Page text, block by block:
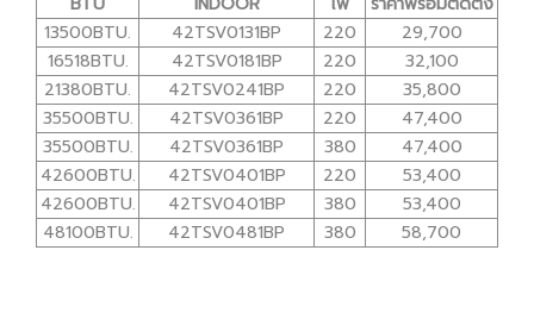
13500BTU.
42TSV0131BP 220
29,700
16518BTU.
42TSV0181BP 220
32,100
21380BTU.
42TSV0241BP 220
35,800
35500BTU.
42TSV0361BP 220
47,400
35500BTU.
42TSV0361BP 380
47,400
42600BTU.
42TSV0401BP 220
53,400
42600BTU.
42TSV0401BP 380
53,400
48100BTU.
42TSV0481BP 380 58,700